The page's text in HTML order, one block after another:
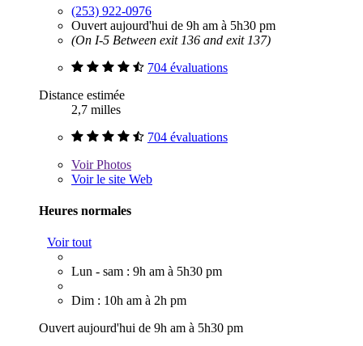
(253) 922-0976
Ouvert aujourd'hui de 9h am à 5h30 pm
(On I-5 Between exit 136 and exit 137)
704 évaluations
Distance estimée
2,7 milles
704 évaluations
VoirPhotos
Voir le site Web
Heures normales
Voir tout
Lun - sam : 9h am à 5h30 pm
Dim : 10h am à 2h pm
Ouvert aujourd'hui de 9h am à 5h30 pm